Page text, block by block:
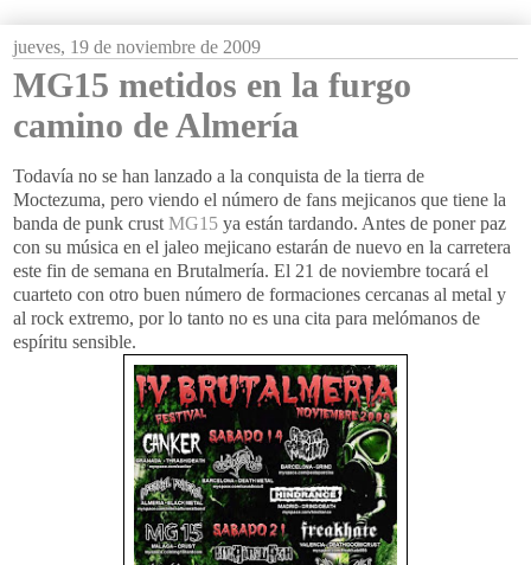
jueves, 19 de noviembre de 2009
MG15 metidos en la furgo
camino de Almería
Todavía no se han lanzado a la conquista de la tierra de
Moctezuma, pero viendo el número de fans mejicanos que tiene la
banda de punk crust MG15 ya están tardando. Antes de poner paz
con su música en el jaleo mejicano estarán de nuevo en la carretera
este fin de semana en Brutalmería. El 21 de noviembre tocará el
cuarteto con otro buen número de formaciones cercanas al metal y
al rock extremo, por lo tanto no es una cita para melómanos de
espíritu sensible.